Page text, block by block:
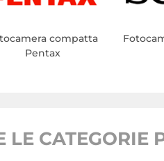
compatta
Pentax
LE CATEGORIE